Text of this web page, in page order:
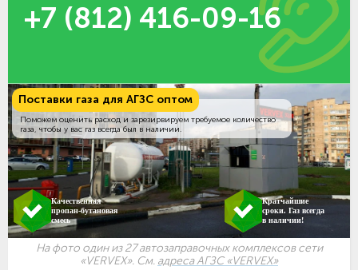
+7 (812) 416-09-16
Поставки газа для АГЗС оптом
Поможем оценить расход и зарезирвируем требуемое количество
газа, чтобы у вас газ всегда был в наличии.
Качественная
пропан-бутановая
смесь
Кратчайшие
сроки. Газ всегда
в наличии!
На фото один из 27 автозаправочных комплексов сети
«VERVEX». См. адреса АГЗС «VERVEX»